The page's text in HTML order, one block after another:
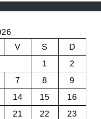
V S
D
1
2
7 8
9
14 15
16
21 22
23